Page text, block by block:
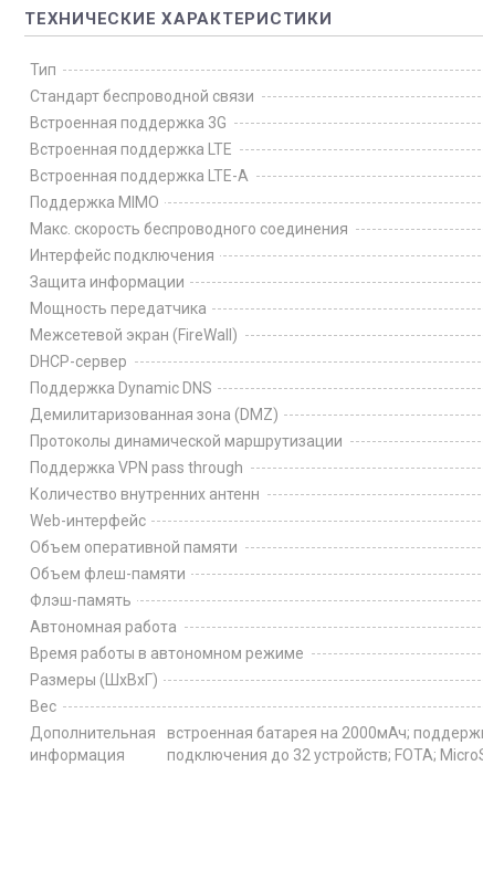
ТЕХНИЧЕСКИЕ ХАРАКТЕРИСТИКИ
Тип
Стандарт беспроводной связи
Встроенная поддержка 3G
Встроенная поддержка LTE
Встроенная поддержка LTE-A
Поддержка MIMO
Макс. скорость беспроводного соединения
Интерфейс подключения
Защита информации
Мощность передатчика
Межсетевой экран (FireWall)
DHCP-сервер
Поддержка Dynamic DNS
Демилитаризованная зона (DMZ)
Протоколы динамической маршрутизации
Поддержка VPN pass through
Количество внутренних антенн
Web-интерфейс
Объем оперативной памяти
Объем флеш-памяти
Флэш-память
Автономная работа
Время работы в автономном режиме
Размеры (ШxВxГ)
Вес
Дополнительная
информация
встроенная батарея на 2000мАч;
подключения до 32 устройств; FOTA;